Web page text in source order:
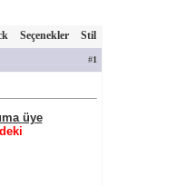
Seçenekler Stil
#1
üye